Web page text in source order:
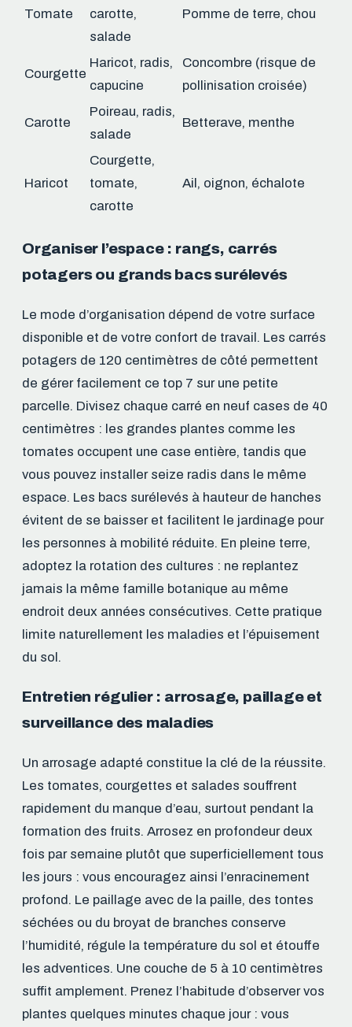
Tomate
carotte,
salade
Pomme de terre, chou
Courgette
Haricot, radis,
capucine
Concombre (risque de
pollinisation croisée)
Carotte
Poireau, radis,
salade
Betterave, menthe
Haricot
Courgette,
tomate,
carotte
Ail, oignon, échalote
Organiser l’espace : rangs, carrés
potagers ou grands bacs surélevés
Le mode d’organisation dépend de votre surface
disponible et de votre confort de travail. Les carrés
potagers de 120 centimètres de côté permettent
de gérer facilement ce top 7 sur une petite
parcelle. Divisez chaque carré en neuf cases de 40
centimètres : les grandes plantes comme les
tomates occupent une case entière, tandis que
vous pouvez installer seize radis dans le même
espace. Les bacs surélevés à hauteur de hanches
évitent de se baisser et facilitent le jardinage pour
les personnes à mobilité réduite. En pleine terre,
adoptez la rotation des cultures : ne replantez
jamais la même famille botanique au même
endroit deux années consécutives. Cette pratique
limite naturellement les maladies et l’épuisement
du sol.
Entretien régulier : arrosage, paillage et
surveillance des maladies
Un arrosage adapté constitue la clé de la réussite.
Les tomates, courgettes et salades souffrent
rapidement du manque d’eau, surtout pendant la
formation des fruits. Arrosez en profondeur deux
fois par semaine plutôt que superficiellement tous
les jours : vous encouragez ainsi l’enracinement
profond. Le paillage avec de la paille, des tontes
séchées ou du broyat de branches conserve
l’humidité, régule la température du sol et étouffe
les adventices. Une couche de 5 à 10 centimètres
suffit amplement. Prenez l’habitude d’observer vos
plantes quelques minutes chaque jour : vous